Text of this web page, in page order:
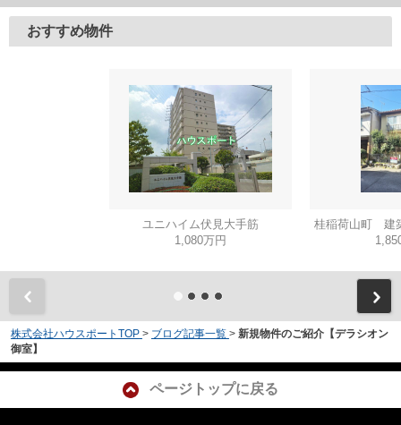
おすすめ物件
ユニハイム伏見大手筋
1,080万円
桂稲荷山町 建
株式会社ハウスポートTOP > ブログ記事一覧 > 新規物件のご紹介【デラシオン
御室】
ページトップに戻る